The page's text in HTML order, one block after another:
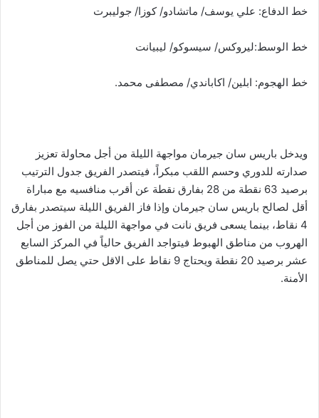
خط الدفاع: علي يوسف/ ماتشادو/ كوزا/ جوليبرت
خط الوسط:ليروكس/ سيسوكو/ ليبيانت
خط الهجوم: ابلين/ اكاباندي/ مصطفى محمد.
ويدخل باريس سان جيرمان مواجهة الليلة من أجل محاولة تعزيز
صدارته للدوري وحسم اللقب مبكراً، فيتصدر الفريق جدول الترتيب
برصيد 63 نقطة من 28 بفارق نقطة عن أقرب منافسيه مع مباراة
أقل لصالح باريس سان جيرمان وإذا فاز الفريق الليلة سيتصدر بفارق
4 نقاط، بينما يسعى فريق نانت في مواجهة الليلة من الفوز من أجل
الهروب من مناطق الهبوط فيتواجد الفريق حالياً في المركز السابع
عشر برصيد 20 نقطة ويحتاج 9 نقاط على الاقل حتي يصل للمناطق
الأمنة.